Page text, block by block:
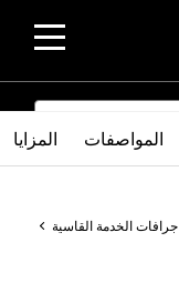
SEARCH
جرافات الخدمة القاسية
المزايا المواصفات